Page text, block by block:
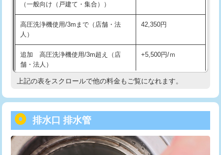
※給水管工事は20mmまでの価格です。
給水管工事※（保温材使用（バンド止
め込み）)
5,500円
給水管工事※（土の掘削・埋め戻し作
業)
11,000円
給水管工事※（塩ビ管（VP・HI）使
用/3ｍまで)
用（追加）/3ｍ超え)
給水管工事※（ライニング鋼管・銅
管・ポリ管・HT管使用/3ｍまで)
44,000円
（一般向け（戸建て・集合））
高圧洗浄機使用/3mまで（店舗・法
人）
42,350円
追加 高圧洗浄機使用/3m超え（店
舗・法人）
+5,500円/ｍ
高度高圧洗浄換 現地調査
トーラー機使用/3mまで
追加トーラー機使用/3m超え +3,300円
上記の表をスクロールで他の料金もご覧になれます。
排水口 排水管